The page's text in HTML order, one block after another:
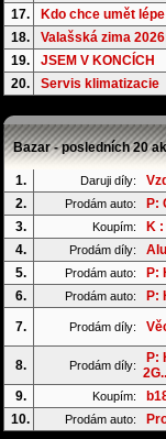
17. Kdo chce umět
18. Valašská zima
19. JSEM V KONCÍCH
20. Servis klimatizacie
Bazar - posledních 20
1. Daruji díly:
2. Prodám auto: P:
3. Koupím: K
4. Prodám díly:
5. Prodám auto: P:
6. Prodám auto: P:
7. Prodám díly:
8. Prodám díly:
P:
9. Koupím:
10. Prodám auto: